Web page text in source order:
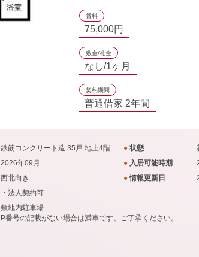
賃料
75,000円
敷金/礼金
なし/1ヶ月
契約期間
普通借家 2年間
鉄筋コンクリート造 35戸 地上4階 ●状態
2026年09月 ● 入居可能時期
西北向き ●情報更新日
・法人契約可
敷地内駐車場
P番号の記載がない場合は満車です。ご了承ください。